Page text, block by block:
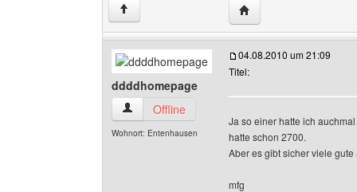
↑ Website dieses
ddddhomepage
ddddhomepage Benutzer-Profile anzeigen
Offline
Wohnort: Entenhausen
04.08.2010 um 21:09
Titel:
Ja so einer hatte ich
hatte schon 2700.
Aber es gibt sicher viele
mfg